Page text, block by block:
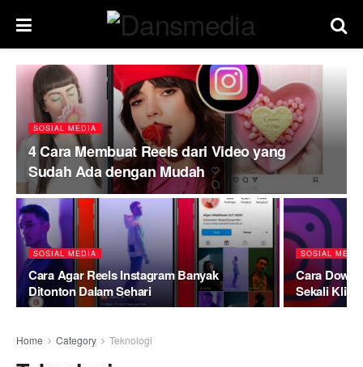
SOSIAL MEDIA
4 Cara Membuat Reels dari Video yang
Sudah Ada dengan Mudah
SOSIAL MEDIA
Cara Agar Reels Instagram Banyak
Ditonton Dalam Sehari
SOSIAL
Cara
Sekali Klik
Home Category Teknologi